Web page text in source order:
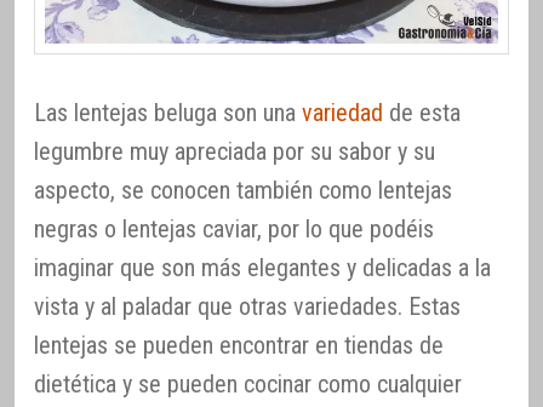
Las lentejas beluga son una variedad de esta
legumbre muy apreciada por su sabor y su
aspecto, se conocen también como lentejas
negras o lentejas caviar, por lo que podéis
imaginar que son más elegantes y delicadas a la
vista y al paladar que otras variedades. Estas
lentejas se pueden encontrar en tiendas de
dietética y se pueden cocinar como cualquier